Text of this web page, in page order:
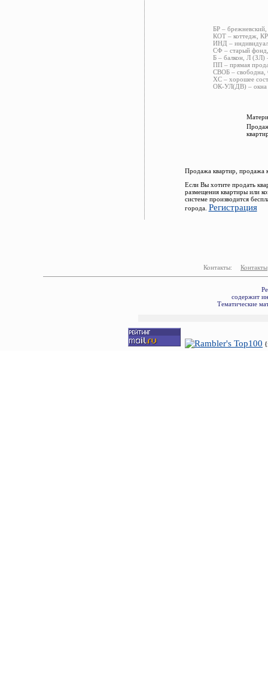
БР –
КОТ – коттедж,
ИНД –
СФ – старый
Б – балкон, Л (ЗЛ)
ПП – прямая
СВОБ – свободна,
ХС – хорошее
ОК-УЛ(ДВ) – окна
Продажа квартир, продажа
Если Вы хотите продать
размещения квартиры или
системе производится
города. Регистрация
Контакты: Контакты
содержит
Тематические